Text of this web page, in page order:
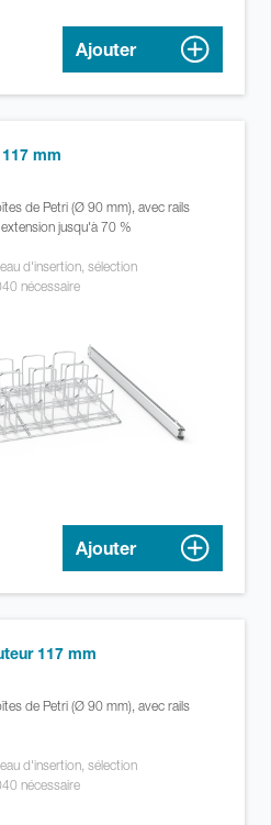
Ajouter
mm
de Petri (Ø 90 mm), avec rails
jusqu'à 70 %
d'insertion, sélection
nécessaire
Ajouter
117 mm
de Petri (Ø 90 mm), avec rails
d'insertion, sélection
nécessaire